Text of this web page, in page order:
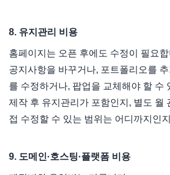
8. 유지관리 비용
홈페이지는 오픈 후에도 수정이 필요
공지사항을 바꾸거나, 포트폴리오를
를 수정하거나, 팝업을 교체해야 할 수
제작 후 유지관리가 포함인지, 별도 월
접 수정할 수 있는 범위는 어디까지인
9. 도메인·호스팅·플랫폼 비용